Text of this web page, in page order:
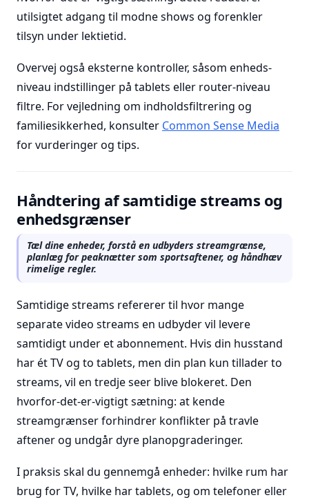
utilsigtet adgang til modne shows og forenkler
tilsyn under lektietid.
Overvej også eksterne kontroller, såsom enheds-
niveau indstillinger på tablets eller router-niveau
filtre. For vejledning om indholdsfiltrering og
familiesikkerhed, konsulter Common Sense Media
for vurderinger og tips.
Håndtering af samtidige streams og
enhedsgrænser
Tæl dine enheder, forstå en udbyders streamgrænse,
planlæg for peaknætter som sportsaftener, og håndhæv
rimelige regler.
Samtidige streams refererer til hvor mange
separate video streams en udbyder vil levere
samtidigt under et abonnement. Hvis din husstand
har ét TV og to tablets, men din plan kun tillader to
streams, vil en tredje seer blive blokeret. Den
hvorfor-det-er-vigtigt sætning: at kende
streamgrænser forhindrer konflikter på travle
aftener og undgår dyre planopgraderinger.
I praksis skal du gennemgå enheder: hvilke rum har
brug for TV, hvilke har tablets, og om telefoner eller